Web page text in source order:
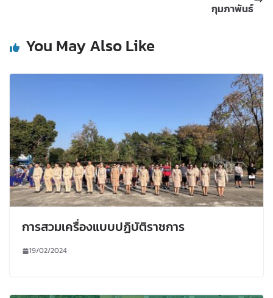
กุมภาพันธ์
You May Also Like
การสวมเครื่องแบบปฏิบัติราชการ
19/02/2024